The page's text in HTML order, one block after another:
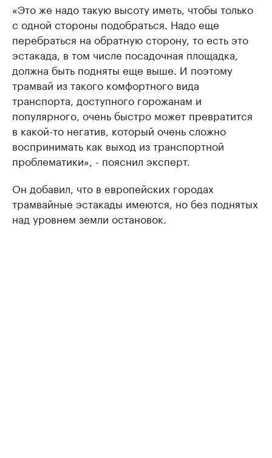
«Это же надо такую высоту иметь, чтобы только
с одной стороны подобраться. Надо еще
перебраться на обратную сторону, то есть это
эстакада, в том числе посадочная площадка,
должна быть подняты еще выше. И поэтому
трамвай из такого комфортного вида
транспорта, доступного горожанам и
популярного, очень быстро может превратится
в какой-то негатив, который очень сложно
воспринимать как выход из транспортной
проблематики», - пояснил эксперт.
Он добавил, что в европейских городах
трамвайные эстакады имеются, но без поднятых
над уровнем земли остановок.